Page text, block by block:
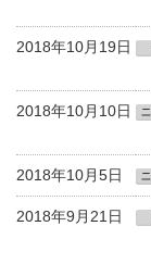
2018年10月19日
2018年10月10日
2018年10月5日
2018年9月21日